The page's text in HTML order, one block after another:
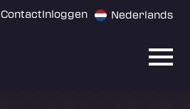
ContactInloggen Nederlands